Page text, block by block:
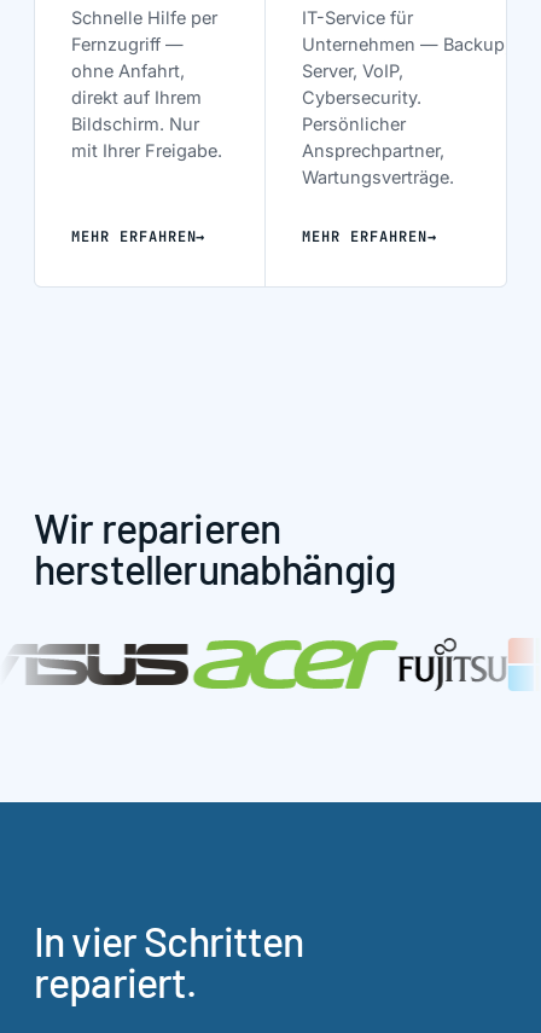
Schnelle Hilfe per
Fernzugriff —
ohne Anfahrt,
direkt auf Ihrem
Bildschirm. Nur
mit Ihrer Freigabe.
MEHR ERFAHREN→
IT-Service für
Unternehmen — Backup,
Server, VoIP,
Cybersecurity.
Persönlicher
Ansprechpartner,
Wartungsverträge.
MEHR ERFAHREN→
Wir reparieren
herstellerunabhängig
In vier Schritten
repariert.